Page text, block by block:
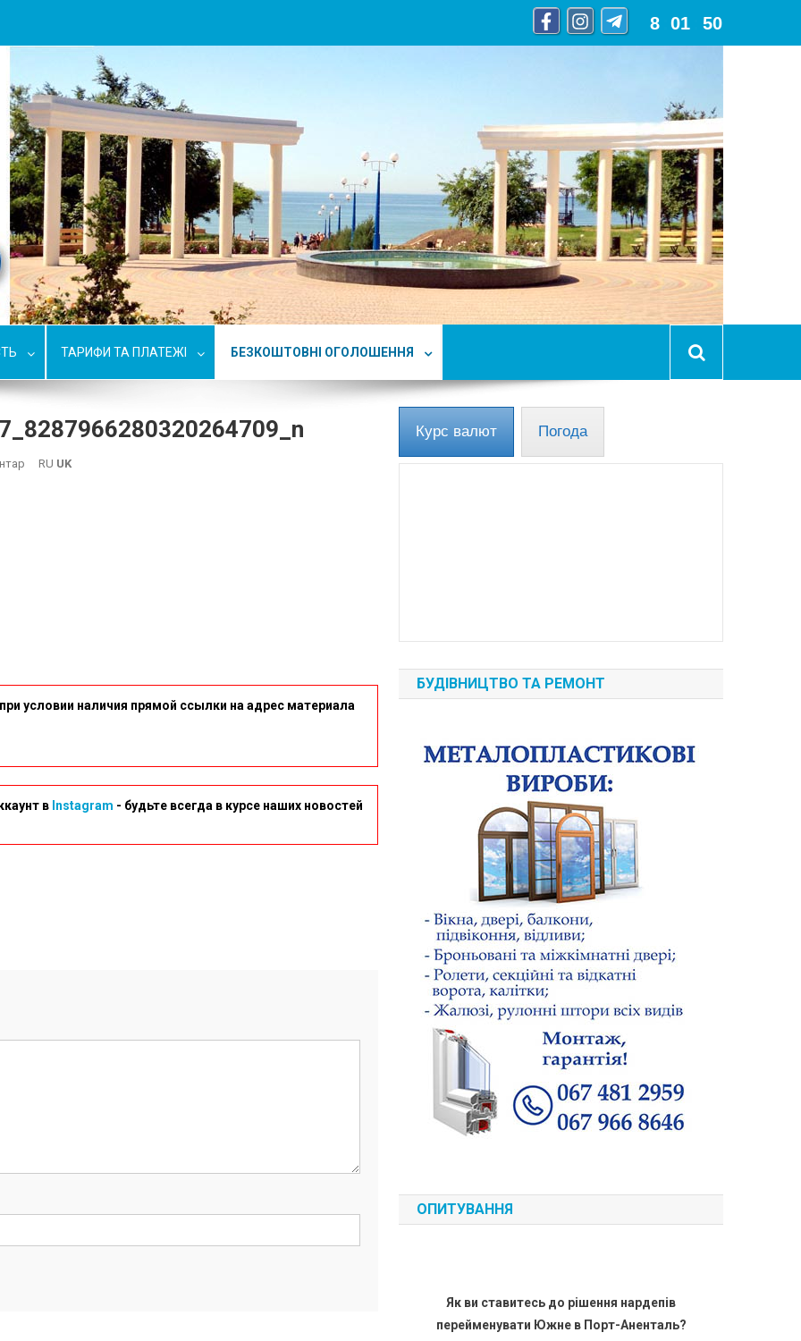
8 01 51
ТАРИФИ ТА ПЛАТЕЖІ БЕЗКОШТОВНІ ОГОЛОШЕННЯ
RU UK
условии наличия прямой ссылки на адрес материала
в Instagram - будьте всегда в курсе наших новостей
Курс валют Погода
БУДІВНИЦТВО ТА РЕМОНТ
ОПИТУВАННЯ
Як ви ставитесь до рішення нардепів
перейменувати Южне в Порт-Аненталь?